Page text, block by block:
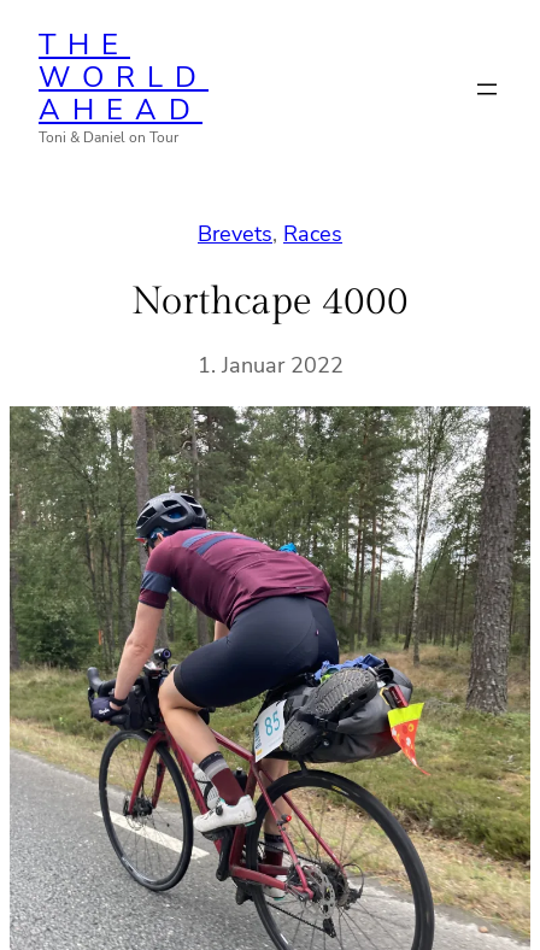
Inhalt
springen
THE
WORLD
AHEAD
Toni & Daniel on Tour
Brevets, Races
Northcape 4000
1. Januar 2022